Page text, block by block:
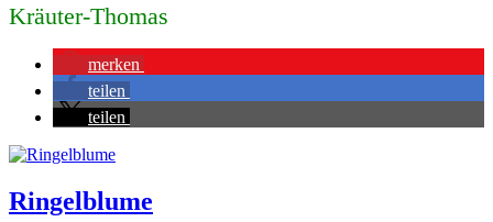
Kräuter-Thomas
merken
teilen
teilen
Ringelblume